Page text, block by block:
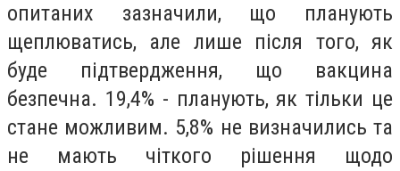
опитаних зазначили, що планують
щеплюватись, але лише після того, як
буде підтвердження, що вакцина
безпечна. 19,4% - планують, як тільки це
стане можливим. 5,8% не визначились та
не мають чіткого рішення щодо